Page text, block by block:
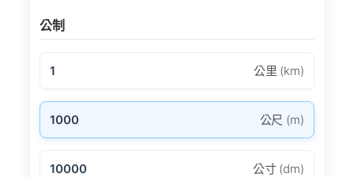
公制
1 公里 (km)
1000 公尺 (m)
10000 公寸 (dm)